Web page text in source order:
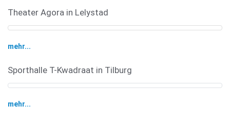
Theater Agora in Lelystad
mehr...
Sporthalle T-Kwadraat in Tilburg
mehr...